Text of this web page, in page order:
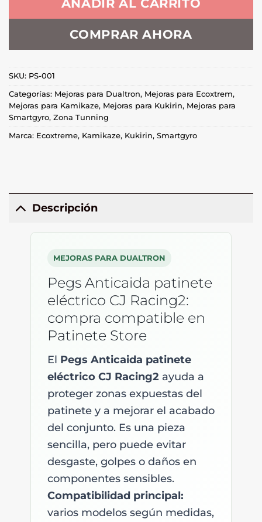
AÑADIR AL CARRITO
COMPRAR AHORA
SKU: PS-001
Categorías: Mejoras para Dualtron, Mejoras para Ecoxtrem,
Mejoras para Kamikaze, Mejoras para Kukirin, Mejoras para
Smartgyro, Zona Tunning
Marca: Ecoxtreme, Kamikaze, Kukirin, Smartgyro
Descripción
MEJORAS PARA DUALTRON
Pegs Anticaida patinete
eléctrico CJ Racing2:
compra compatible en
Patinete Store
El Pegs Anticaida patinete
eléctrico CJ Racing2ayuda a
proteger zonas expuestas del
patinete y a mejorar el acabado
del conjunto. Es una pieza
sencilla, pero puede evitar
desgaste, golpes o daños en
componentes sensibles.
Compatibilidad principal:
varios modelos según medidas,